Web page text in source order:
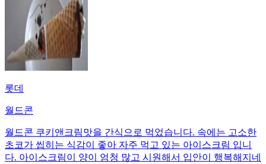
롯데
월드콘
월드콘 쿠키앤크림맛을 간식으로 먹었습니다. 속에는 고소한
초코가 씹히는 식감이 좋아 자주 먹고 있는 아이스크림 입니
다. 아이스크림이 양이 엄청 많고 시원해서 입안이 행복해지네